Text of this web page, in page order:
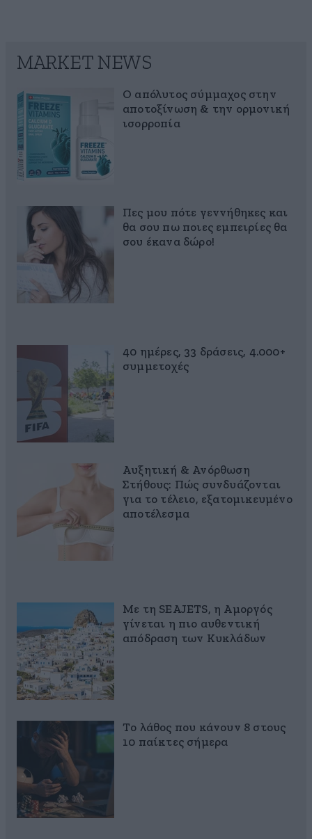
MARKET NEWS
Ο απόλυτος σύμμαχος στην
αποτοξίνωση & την ορμονική
ισορροπία
Πες μου πότε γεννήθηκες και
θα σου πω ποιες εμπειρίες θα
σου έκανα δώρο!
40 ημέρες, 33 δράσεις, 4.000+
συμμετοχές
Αυξητική & Ανόρθωση
Στήθους: Πώς συνδυάζονται
για το τέλειο, εξατομικευμένο
αποτέλεσμα
Με τη SEAJETS, η Αμοργός
γίνεται η πιο αυθεντική
απόδραση των Κυκλάδων
Το λάθος που κάνουν 8 στους
10 παίκτες σήμερα